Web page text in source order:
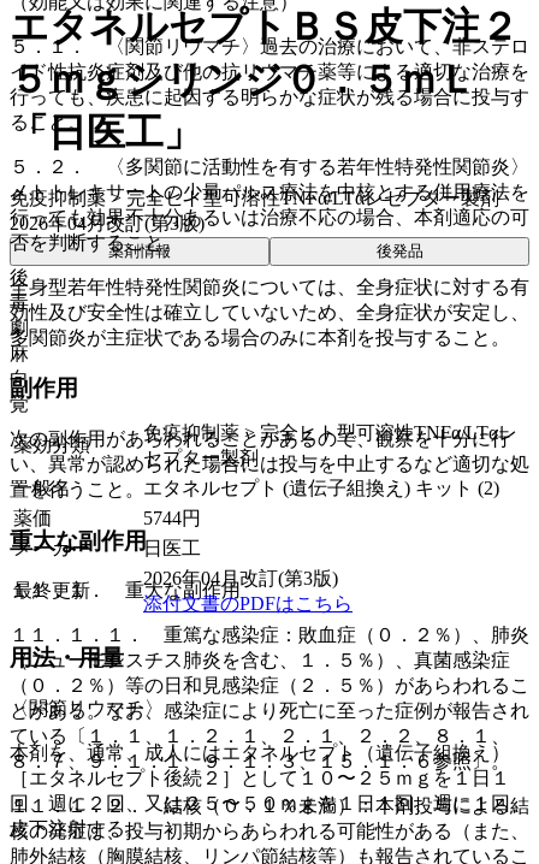
５．１． 〈関節リウマチ〉過去の治療において、非ステロ
イド性抗炎症剤及び他の抗リウマチ薬等による適切な治療を
行っても、疾患に起因する明らかな症状が残る場合に投与す
ること。
５．２． 〈多関節に活動性を有する若年性特発性関節炎〉
メトトレキサートの少量パルス療法を中核とする併用療法を
行っても効果不十分あるいは治療不応の場合、本剤適応の可
否を判断すること。
全身型若年性特発性関節炎については、全身症状に対する有
効性及び安全性は確立していないため、全身症状が安定し、
多関節炎が主症状である場合のみに本剤を投与すること。
副作用
次の副作用があらわれることがあるので、観察を十分に行
い、異常が認められた場合には投与を中止するなど適切な処
置を行うこと。
重大な副作用
１１．１． 重大な副作用
１１．１．１． 重篤な感染症：敗血症（０．２％）、肺炎
（ニューモシスチス肺炎を含む、１．５％）、真菌感染症
（０．２％）等の日和見感染症（２．５％）があらわれるこ
とがある。なお、感染症により死亡に至った症例が報告され
ている〔１．１、１．２．１、２．１、２．２、８．１、
８．７、９．１．１、９．１．３、１５．１．６参照〕。
１１．１．２． 結核（０．１％未満）：本剤投与による結
核の発症は、投与初期からあらわれる可能性がある（また、
肺外結核（胸膜結核、リンパ節結核等）も報告されているこ
エタネルセプトＢＳ皮下注２
５ｍｇシリンジ０．５ｍＬ
「日医工」
免疫抑制薬 > 完全ヒト型可溶性TNFα/LTαレセプター製剤
2026年04月改訂(第3版)
薬剤情報 後発品
後
毒
劇
麻
向
覚
薬効分類
免疫抑制薬 > 完全ヒト型可溶性TNFα/LTαレ
セプター製剤
一般名
エタネルセプト (遺伝子組換え) キット (2)
薬価
5744円
メーカー
日医工
最終更新
2026年04月改訂(第3版)
添付文書のPDFはこちら
用法・用量
〈関節リウマチ〉
本剤を、通常、成人にはエタネルセプト（遺伝子組換え）
［エタネルセプト後続２］として１０〜２５ｍｇを１日１
回、週に２回、又は２５〜５０ｍｇを１日１回、週に１回、
皮下注射する。